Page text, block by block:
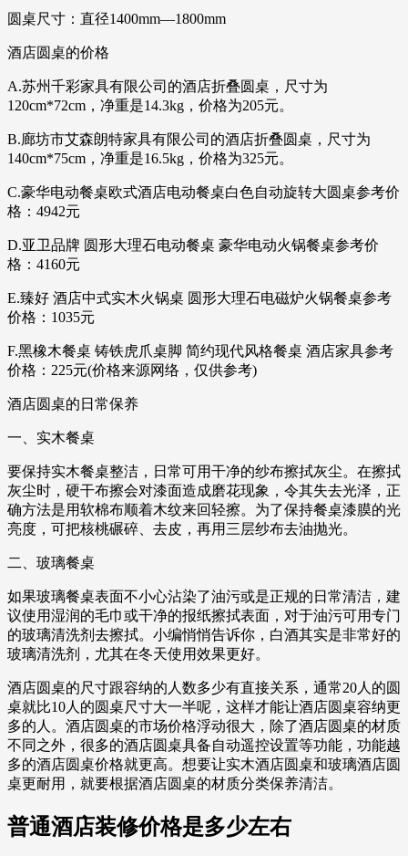
圆桌尺寸：直径1400mm—1800mm
酒店圆桌的价格
A.苏州千彩家具有限公司的酒店折叠圆桌，尺寸为
120cm*72cm，净重是14.3kg，价格为205元。
B.廊坊市艾森朗特家具有限公司的酒店折叠圆桌，尺寸为
140cm*75cm，净重是16.5kg，价格为325元。
C.豪华电动餐桌欧式酒店电动餐桌白色自动旋转大圆桌参考价
格：4942元
D.亚卫品牌 圆形大理石电动餐桌 豪华电动火锅餐桌参考价
格：4160元
E.臻好 酒店中式实木火锅桌 圆形大理石电磁炉火锅餐桌参考
价格：1035元
F.黑橡木餐桌 铸铁虎爪桌脚 简约现代风格餐桌 酒店家具参考
价格：225元(价格来源网络，仅供参考)
酒店圆桌的日常保养
一、实木餐桌
要保持实木餐桌整洁，日常可用干净的纱布擦拭灰尘。在擦拭
灰尘时，硬干布擦会对漆面造成磨花现象，令其失去光泽，正
确方法是用软棉布顺着木纹来回轻擦。为了保持餐桌漆膜的光
亮度，可把核桃碾碎、去皮，再用三层纱布去油抛光。
二、玻璃餐桌
如果玻璃餐桌表面不小心沾染了油污或是正规的日常清洁，建
议使用湿润的毛巾或干净的报纸擦拭表面，对于油污可用专门
的玻璃清洗剂去擦拭。小编悄悄告诉你，白酒其实是非常好的
玻璃清洗剂，尤其在冬天使用效果更好。
酒店圆桌的尺寸跟容纳的人数多少有直接关系，通常20人的圆
桌就比10人的圆桌尺寸大一半呢，这样才能让酒店圆桌容纳更
多的人。酒店圆桌的市场价格浮动很大，除了酒店圆桌的材质
不同之外，很多的酒店圆桌具备自动遥控设置等功能，功能越
多的酒店圆桌价格就更高。想要让实木酒店圆桌和玻璃酒店圆
桌更耐用，就要根据酒店圆桌的材质分类保养清洁。
普通酒店装修价格是多少左右